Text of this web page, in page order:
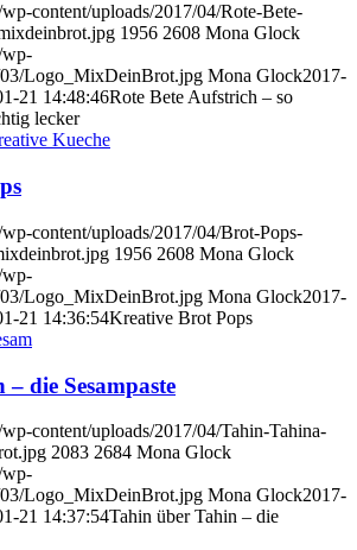
content/uploads/2017/04/Rote-Bete-
1956 2608 Mona Glock
wp-
Logo_MixDeinBrot.jpg Mona Glock2017-
21 14:48:46Rote Bete Aufstrich – so
lecker
content/uploads/2017/04/Brot-Pops-
1956 2608 Mona Glock
wp-
Logo_MixDeinBrot.jpg Mona Glock2017-
21 14:36:54Kreative Brot Pops
die Sesampaste
content/uploads/2017/04/Tahin-Tahina-
2083 2684 Mona Glock
wp-
Logo_MixDeinBrot.jpg Mona Glock2017-
21 14:37:54Tahin über Tahin – die